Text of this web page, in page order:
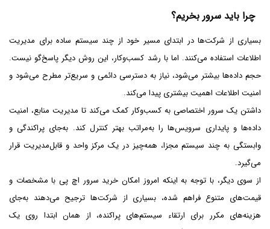
چرا باید سرور بخریم؟
بسیاری از شرکت‌ها در ابتدای مسیر خود از چند سیستم ساده برای مدیریت
اطلاعات استفاده می‌کنند. اما با رشد کسب‌وکار، این روش دیگر پاسخ‌گو نیست.
حجم داده‌ها بیشتر می‌شود، نیاز به دسترسی دائمی و سریع‌تر مطرح می‌شود و
امنیت اطلاعات اهمیت بیشتری پیدا می‌کند.
داشتن یک سرور اختصاصی به کسب‌وکار کمک می‌کند تا مدیریت منابع، امنیت
داده‌ها و پایداری سرویس‌ها را به‌مراتب بهتر کنترل کند. به‌جای پراکندگی و
وابستگی به چند سیستم مجزا، همه‌چیز در یک مرکز واحد و قابل‌مدیریت قرار
می‌گیرد.
از سوی دیگر، با توجه به اینکه امروز امکان خرید سرور اچ پی با مشخصات و
قیمت‌های متنوع فراهم شده، بسیاری از شرکت‌ها ترجیح می‌دهند به‌جای
هزینه‌های مکرر برای ارتقاء سیستم‌های پراکنده، از همان ابتدا روی یک